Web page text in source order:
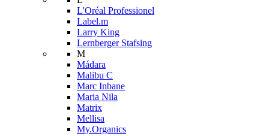
L'Oréal Professionel
Label.m
Larry King
Lernberger Stafsing
M
Mádara
Malibu C
Marc Inbane
Maria Nila
Matrix
Mellisa
My.Organics